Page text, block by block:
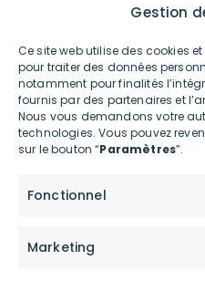
Gestion
Ce site web utilise des cookies
pour traiter des données
notamment pour finalités
fournis par des partenaires et
Nous vous demandons votre
technologies. Vous pouvez
sur le bouton “Paramètres”.
Fonctionnel
Marketing
Présent depuis 2012 en France et
est spécialiste de
disposition des professionnels
produits ultra-innovants
et posant les bases d’une
Le groupe